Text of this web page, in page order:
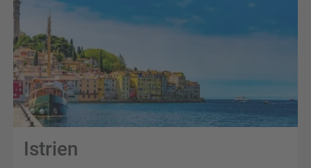
Istrien